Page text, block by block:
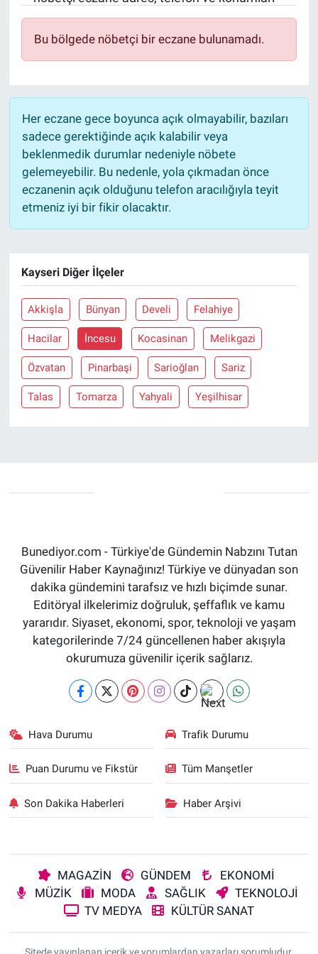
Bu bölgede nöbetçi bir eczane bulunamadı.
Her eczane gece boyunca açık olmayabilir, bazıları
sadece gerektiğinde açık kalabilir veya
beklenmedik durumlar nedeniyle nöbete
gelemeyebilir. Bu nedenle, yola çıkmadan önce
eczanenin açık olduğunu telefon aracılığıyla teyit
etmeniz iyi bir fikir olacaktır.
Kayseri Diğer İlçeler
Akkişla Bünyan Develi Felahiye
Hacilar İncesu Kocasinan Melikgazi
Özvatan Pinarbaşi Sarioğlan Sariz
Talas Tomarza Yahyali Yeşilhisar
Bunediyor.com - Türkiye'de Gündemin Nabzını Tutan
Güvenilir Haber Kaynağınız! Türkiye ve dünyadan son
dakika gündemini tarafsız ve hızlı biçimde sunar.
Editöryal ilkelerimiz doğruluk, şeffaflık ve kamu
yararıdır. Siyaset, ekonomi, spor, teknoloji ve yaşam
kategorilerinde 7/24 güncellenen haber akışıyla
okurumuza güvenilir içerik sağlarız.
Hava Durumu Trafik Durumu
Puan Durumu ve Fikstür Tüm Manşetler
Son Dakika Haberleri Haber Arşivi
MAGAZİN GÜNDEM
EKONOMİ
MÜZİK
MODA SAĞLIK
TEKNOLOJİ
TV MEDYA
KÜLTÜR SANAT
Spor
Teknoloji
Tv Medya